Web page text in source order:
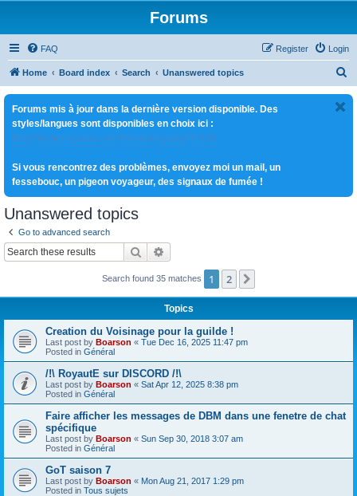
Forums
FAQ Login
Register
Home Board index Search Unanswered topics
Forums mis à jour dans la dernière version disponible. Des
styles/langues sont disponibles en choix ici :
http://www.royaute.com/forum/ucp.php?i=180
Si vous rencontrez des problèmes, envoyez moi un mail, un
fessebouc, un pigeon voyageur, des signaux de fumée !
Unanswered topics
Go to advanced search
Search
Search found 35 matches 1 2
Topics
Creation du Voisinage pour la guilde !
Last post by Boarson « Tue Dec 16, 2025 11:47 pm
Posted in Général
/!\ RoyautE sur DISCORD /!\
Last post by Boarson « Sat Apr 12, 2025 8:38 pm
Posted in Général
Faire afficher les messages de DBM dans une fenetre de chat
spécifique
Last post by Boarson « Sun Sep 30, 2018 3:07 am
Posted in Général
GoT saison 7
Last post by Boarson « Mon Aug 21, 2017 1:29 pm
Posted in Tous sujets